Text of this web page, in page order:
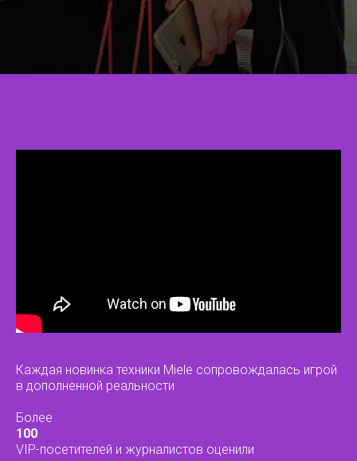
Каждая новинка техники Miele сопровождалась игрой
в дополненной реальности
Более
100
VIP-посетителей и журналистов оценили